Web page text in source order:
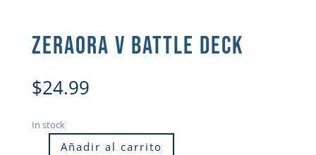
ZERAORA V BATTLE DECK
$24.99
In stock
Añadir al carrito